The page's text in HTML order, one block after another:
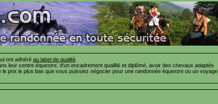
ont adhéré au label de qualité
leur centre équestre, d'un encadrement qualifié et diplômé, avoir des chevaux adaptés
prix le plus bas que vous puissiez négocier pour une randonnée équestre ou un voyage